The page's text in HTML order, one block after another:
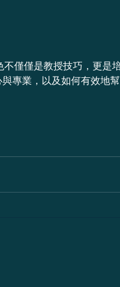
業，以及如何有效地幫